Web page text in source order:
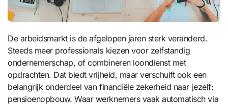
De arbeidsmarkt is de afgelopen jaren sterk veranderd.
Steeds meer professionals kiezen voor zelfstandig
ondernemerschap, of combineren loondienst met
opdrachten. Dat biedt vrijheid, maar verschuift ook een
belangrijk onderdeel van financiële zekerheid naar jezelf:
pensioenopbouw. Waar werknemers vaak automatisch via